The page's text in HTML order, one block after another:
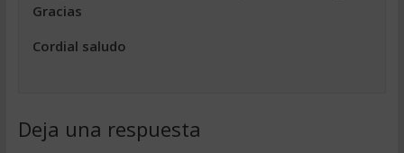
Gracias
Cordial saludo
Deja una respuesta